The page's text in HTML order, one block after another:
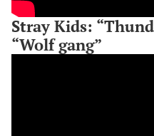
Stray Kids:
“Wolf gang”